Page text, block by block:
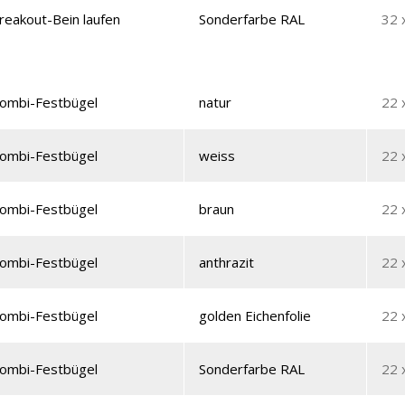
Bein laufen Sonderfarbe RAL 32
Festbügel natur 22
Festbügel weiss 22
Festbügel braun 22
Festbügel anthrazit 22
Festbügel golden Eichenfolie 22
Festbügel Sonderfarbe RAL 22